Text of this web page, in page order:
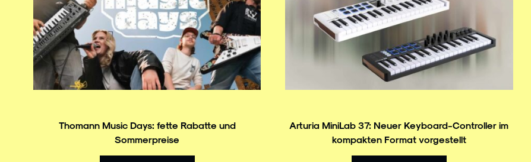
Thomann Music Days: fette Rabatte und
Sommerpreise
Arturia MiniLab 37: Neuer Keyboard-Controller im
kompakten Format vorgestellt